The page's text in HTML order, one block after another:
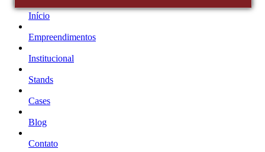
Início
Empreendimentos
Institucional
Stands
Cases
Blog
Contato